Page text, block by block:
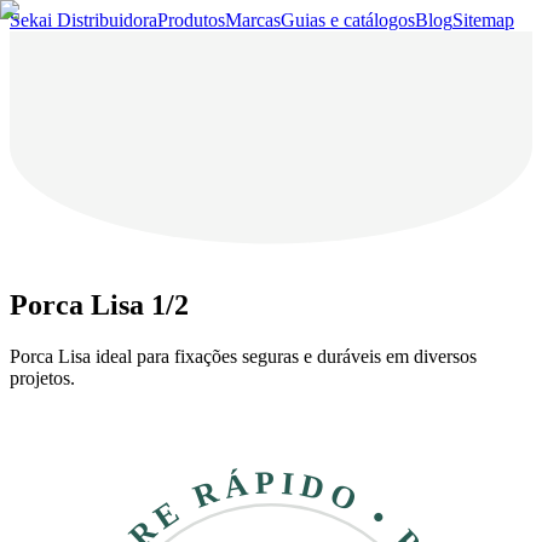
Sekai DistribuidoraProdutosMarcasGuias e catálogosBlogSitemap
Porca Lisa 1/2
Porca Lisa ideal para fixações seguras e duráveis em diversos
projetos.